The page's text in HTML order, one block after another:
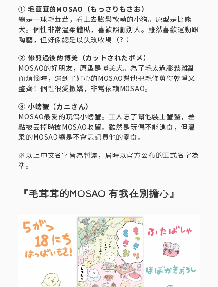
① 毛茸茸的MOSAO（もっさりもさお）
總是一球毛茸茸，看上去膨鬆軟萌的小狗。原型是比熊
犬。個性非常溫柔體貼，喜歡照顧別人。雖然喜歡運動跟
陶藝，但好像總是以失敗收場（？）
② 修剪過後的博美（カットされたポメ）
MOSAO的好朋友，原型是博美犬。為了毛太過膨鬆雜亂
而煩惱時，遇到了好心的MOSAO幫他把毛修剪得乾淨又
整齊！個性很愛撒嬌，非常依賴MOSAO。
③ 小螃蟹（カニさん）
MOSAO最愛的玩偶小螃蟹。工人忘了幫他裝上蟹螯，差
點被丟掉時被MOSAO收留。雖然是玩偶不能進食，但溫
柔的MOSAO總是不會忘記買他的零食。
※以上中文名字皆為暫譯，屆時以官方公布的正式名字為
準。
『毛茸茸的MOSAO有我在別擔心』